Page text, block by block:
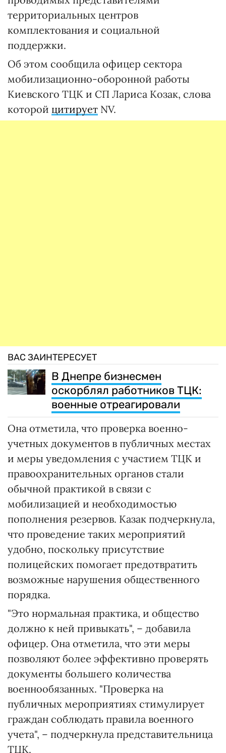
территориальных центров
комплектования и социальной
поддержки.
Об этом сообщила офицер сектора
мобилизационно-оборонной работы
Киевского ТЦК и СП Лариса Козак, слова
которой цитирует NV.
ВАС ЗАИНТЕРЕСУЕТ
В Днепре бизнесмен
оскорблял работников ТЦК:
военные отреагировали
Она отметила, что проверка военно-
учетных документов в публичных местах
и меры уведомления с участием ТЦК и
правоохранительных органов стали
обычной практикой в связи с
мобилизацией и необходимостью
пополнения резервов. Казак подчеркнула,
что проведение таких мероприятий
удобно, поскольку присутствие
полицейских помогает предотвратить
возможные нарушения общественного
порядка.
"Это нормальная практика, и общество
должно к ней привыкать", – добавила
офицер. Она отметила, что эти меры
позволяют более эффективно проверять
документы большего количества
военнообязанных. "Проверка на
публичных мероприятиях стимулирует
граждан соблюдать правила военного
учета", – подчеркнула представительница
ТЦК.